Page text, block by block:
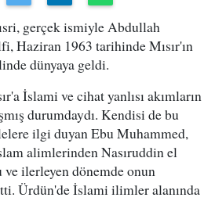
gerçek ismiyle Abdullah
Haziran 1963 tarihinde Mısır'ın
dünyaya geldi.
İslami ve cihat yanlısı akımların
durumdaydı. Kendisi de bu
ilgi duyan Ebu Muhammed,
alimlerinden Nasıruddin el
ilerleyen dönemde onun
Ürdün'de İslami ilimler alanında